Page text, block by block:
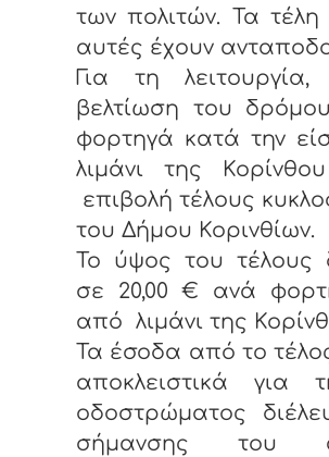
των πολιτών. Τα
αυτές έχουν
Για τη
βελτίωση του
φορτηγά κατά την
λιμάνι της
επιβολή τέλους
του Δήμου Κορινθίων.
Το ύψος του τέλους
σε 20,00 € ανά
από λιμάνι της
Τα έσοδα από το
αποκλειστικά για
οδοστρώματος
σήμανσης του